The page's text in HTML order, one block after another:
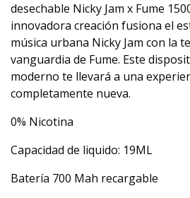
desechable Nicky Jam x Fume
innovadora creación fusiona el
música urbana Nicky Jam con la
vanguardia de Fume. Este
moderno te llevará a una
completamente nueva.
0% Nicotina
Capacidad de liquido: 19ML
Batería 700 Mah recargable